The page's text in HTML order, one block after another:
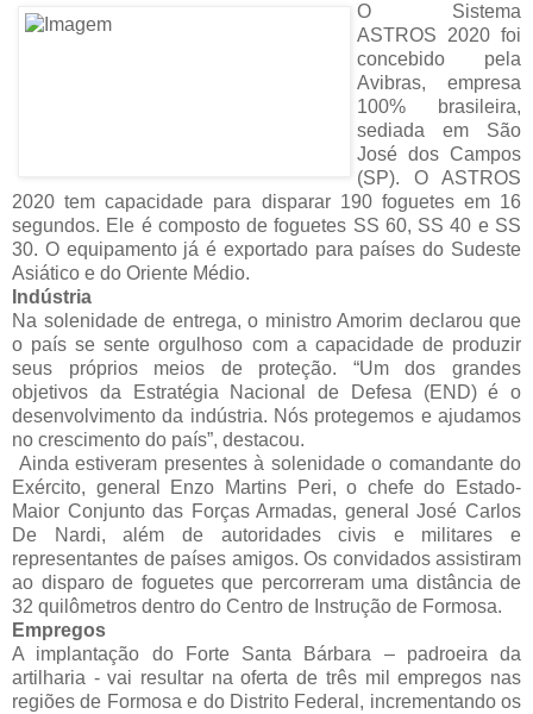
O Sistema
ASTROS 2020 foi
concebido pela
Avibras, empresa
100% brasileira,
sediada em São
José dos Campos
(SP). O ASTROS
2020 tem capacidade para disparar 190 foguetes em 16
segundos. Ele é composto de foguetes SS 60, SS 40 e SS
30. O equipamento já é exportado para países do Sudeste
Asiático e do Oriente Médio.
Indústria
Na solenidade de entrega, o ministro Amorim declarou que
o país se sente orgulhoso com a capacidade de produzir
seus próprios meios de proteção. “Um dos grandes
objetivos da Estratégia Nacional de Defesa (END) é o
desenvolvimento da indústria. Nós protegemos e ajudamos
no crescimento do país”, destacou.
Ainda estiveram presentes à solenidade o comandante do
Exército, general Enzo Martins Peri, o chefe do Estado-
Maior Conjunto das Forças Armadas, general José Carlos
De Nardi, além de autoridades civis e militares e
representantes de países amigos. Os convidados assistiram
ao disparo de foguetes que percorreram uma distância de
32 quilômetros dentro do Centro de Instrução de Formosa.
Empregos
A implantação do Forte Santa Bárbara – padroeira da
artilharia - vai resultar na oferta de três mil empregos nas
regiões de Formosa e do Distrito Federal, incrementando os